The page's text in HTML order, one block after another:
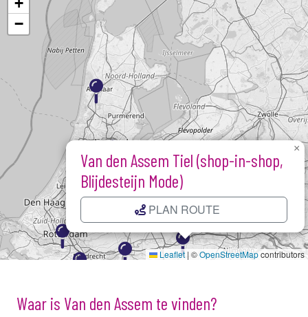
Kaart laden...
Van den Assem Tiel (shop-in-shop,
Blijdesteijn Mode)
PLAN ROUTE
×
−
Leaflet | ©OpenStreetMapcontributors
Waar is Van den Assem te vinden?